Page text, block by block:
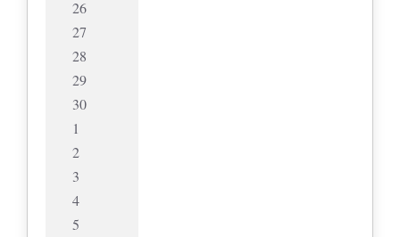
26
27
28
29
30
1
2
3
4
5